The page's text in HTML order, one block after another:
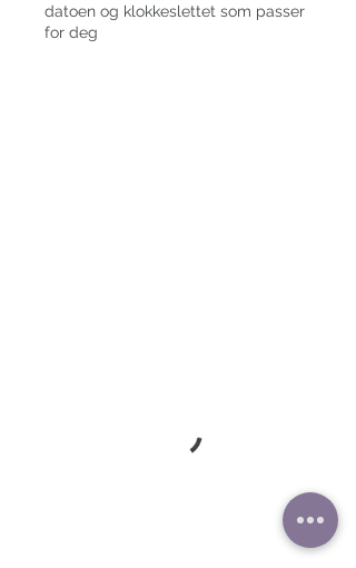
datoen og klokkeslettet som passer
for deg